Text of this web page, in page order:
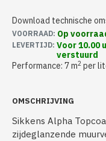
Download technische
VOORRAAD: Op
LEVERTIJD: Voor 10.00
verstuurd
Performance: 7 m2 per
OMSCHRIJVING
Sikkens Alpha
zijdeglanzende